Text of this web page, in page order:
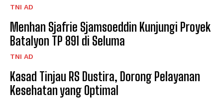
TNI AD
Menhan Sjafrie Sjamsoeddin Kunjungi Proyek
Batalyon TP 891 di Seluma
TNI AD
Kasad Tinjau RS Dustira, Dorong Pelayanan
Kesehatan yang Optimal